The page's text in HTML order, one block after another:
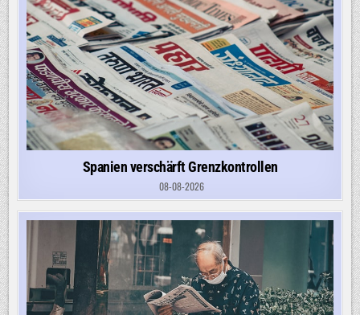
Spanien verschärft Grenzkontrollen
08-08-2026